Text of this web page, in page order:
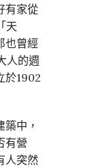
有家從
天
也曾經
人的週
於1902
中，
有營
人突然